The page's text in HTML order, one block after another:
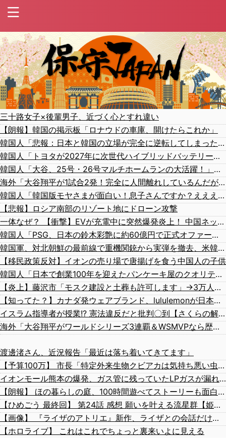
三十路女子×後輩男子、近づく心とすれ違い
【朗報】韓国の掲示板「ロナウドの車庫、開けたらこれか」
韓国人「悲報：日本と韓国の立場が完全に逆転してしまった模様…」→「日本を笑って見てたのに…（ﾌﾞﾙﾌﾞﾙ」＝韓国の反応
韓国人「トヨタが2027年に次世代ハイブリッドバッテリーを導入へ！最大1000kmの航続距離や超高速充電を目指す」
韓国人「大谷、25号・26号マルチホームランの大活躍！」→「日本人打者はあんなに活躍してるのに…（ﾌﾞﾙﾌﾞﾙ」＝韓国の反応
海外「大谷翔平が1試合2発！完全に人間離れしているんだが…」
韓国人「韓国版モヤさまが面白い！息子さんですか？えええええっ？？？」
【悲報】ロシア南部のリゾート地にドローン攻撃
一体なぜ？ 【衝撃】EVが充電中に突然爆発炎上！ 中国ネット「こういう場合って全額補償されるの？」
韓国人「PSG、日本の鈴木彩艶に約60億円で正式オファー・・・」→「あいつがそれほどなのか（ﾌﾞﾙﾌﾞﾙ）」「レギュラーとして出れるとは思わないけど、それでもやっぱり羨ましいね」
韓国軍、対北朝鮮の最前線で重機関銃から実弾を撤去、米韓合同演習では米軍の無人機を「北朝鮮の侵入だ！」と迎撃一歩手前まで……ゆるんでるなぁ
【移民政策反対】イオンの売り場で唐揚げを食う中国人の子供
韓国人「日本で創業100年を迎えたパンケーキ屋のクオリティをご覧ください…」→「日本人が好きそう…（ﾌﾞﾙﾌﾞﾙ」＝韓国の反応
【炎上】藤沢市「モスク建設と土葬も許可します」→3万人の反対署名も却下
【知ってた？】カナダ発ウェアブランド、lululemonが日本でオープン→店名は日本差別からできた？
イスラム指導者が授業!? 憲法違反だと批判〇到【さくらの解説】
海外「大谷翔平がワールドシリーズ3連覇＆WSMVPなら歴代何位？海外ファンの答えがこちら」
渡邊渚さん、近況報告「最近は落ち着いてきてます」
【予算100万】 市長「特定外来生物クビアカは気持ち悪い虫だしそんな需要ないと思う」1匹300円相当の報奨金→初日に42万取られ焦り
イオンモール熊本の爆発、ガス管に残っていたLPガスが漏れたことが原因か 経産省が全国の大規模施設でガス供給設備の点検要請
【朗報】 ほの暮らしの庭、100時間遊べてストーリーも面白いスタバレの上位互換だとまじで好評
【ひめごう 最終回】 第24話 感想 願いを叶える流星群【姫様“拷問”の時間です 2期】
【画像】 『ライザのアトリエ』新作、ライザとの会話だけでゲームを進める「フリーシナリオ型AIチャット形式RPG」が発表される
【ホロライブ】 これはこれでちょっと裏来いよに見える